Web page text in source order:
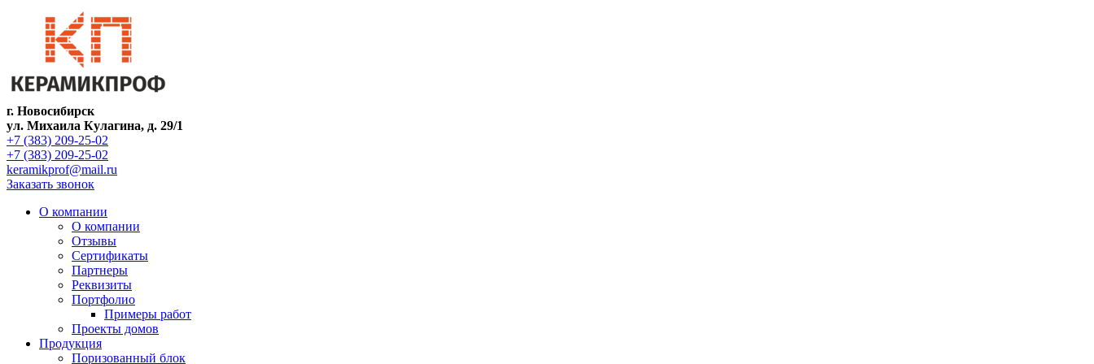
г. Новосибирск
ул. Михаила Кулагина, д. 29/1
+7 (383) 209-25-02
+7 (383) 209-25-02
keramikprof@mail.ru
Заказать звонок
О компании
О компании
Отзывы
Сертификаты
Партнеры
Реквизиты
Портфолио
Примеры работ
Проекты домов
Продукция
Поризованный блок